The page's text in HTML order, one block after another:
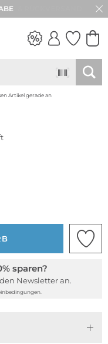
Artikel gerade an
sparen?
Newsletter an.